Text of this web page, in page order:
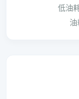
低油
油